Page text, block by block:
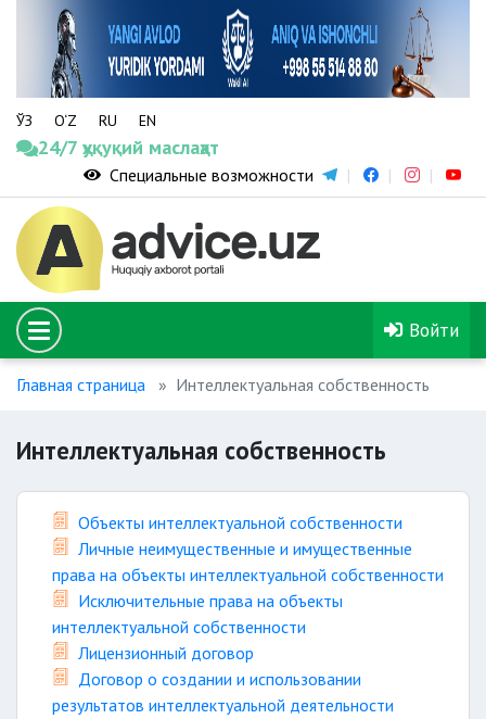
ЎЗ O‘Z RU EN
24/7 ҳуқуқий маслаҳат
Специальные возможности
Войти
Главная страница Интеллектуальная собственность
Интеллектуальная собственность
Объекты интеллектуальной собственности
Личные неимущественные и имущественные
права на объекты интеллектуальной собственности
Исключительные права на объекты
интеллектуальной собственности
Лицензионный договор
Договор о создании и использовании
результатов интеллектуальной деятельности